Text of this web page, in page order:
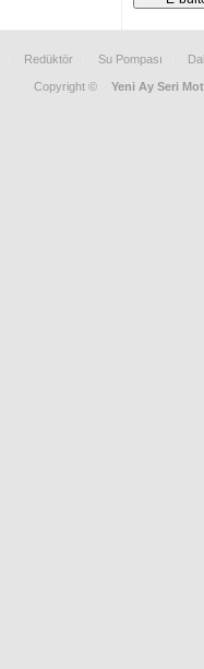
Redüktör Su Pompası
Copyright © Yeni Ay Seri